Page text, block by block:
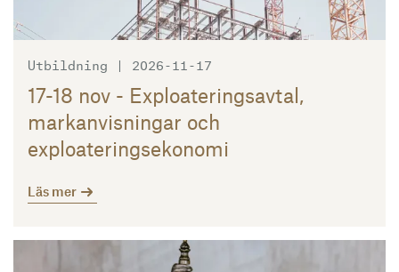
Utbildning | 2026-11-17
17-18 nov - Exploateringsavtal,
markanvisningar och
exploateringsekonomi
Läs mer